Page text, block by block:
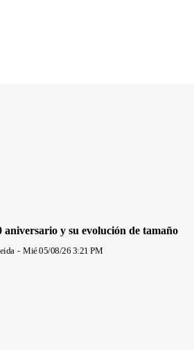
aniversario y su evolución de tamaño
- Mié 05/08/26 3:21 PM